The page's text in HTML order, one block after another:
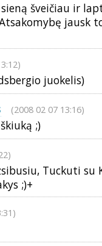
šveičiau ir
jausk
juokelis)
(2008 02 07 13:16)
;)
Tuckuti su
;)+